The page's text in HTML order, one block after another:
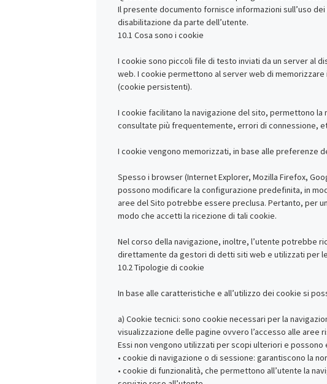
Il presente documento fornisce informazioni sull’uso
disabilitazione da parte dell’utente.
10.1 Cosa sono i cookie
I cookie sono piccoli file di testo inviati da un server al
web. I cookie permettono al server web di
(cookie persistenti).
I cookie facilitano la navigazione del sito, permettono
consultate più frequentemente, errori di connessione,
I cookie vengono memorizzati, in base alle preferenze
Spesso i browser (Internet Explorer, Mozilla Firefox,
possono modificare la configurazione predefinita, in
aree del Sito potrebbe essere preclusa. Pertanto, per
modo che accetti la ricezione di tali cookie.
Nel corso della navigazione, inoltre, l’utente potrebbe
direttamente da gestori di detti siti web e utilizzati per
10.2 Tipologie di cookie
In base alle caratteristiche e all’utilizzo dei cookie si
a) Cookie tecnici: sono cookie necessari per la
visualizzazione delle pagine ovvero l’accesso alle
Essi non vengono utilizzati per scopi ulteriori e possono
• cookie di navigazione o di sessione: garantiscono la
• cookie di funzionalità, che permettono all’utente la